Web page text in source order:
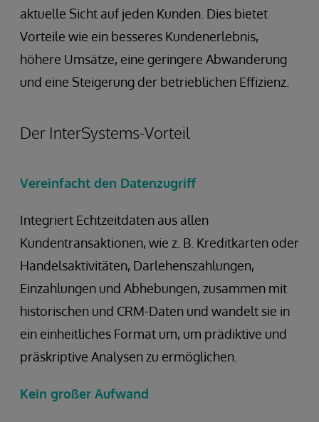
aktuelle Sicht auf jeden Kunden. Dies bietet
Vorteile wie ein besseres Kundenerlebnis,
höhere Umsätze, eine geringere Abwanderung
und eine Steigerung der betrieblichen Effizienz.
Der InterSystems-Vorteil
Vereinfacht den Datenzugriff
Integriert Echtzeitdaten aus allen
Kundentransaktionen, wie z. B. Kreditkarten oder
Handelsaktivitäten, Darlehenszahlungen,
Einzahlungen und Abhebungen, zusammen mit
historischen und CRM-Daten und wandelt sie in
ein einheitliches Format um, um prädiktive und
präskriptive Analysen zu ermöglichen.
Kein großer Aufwand